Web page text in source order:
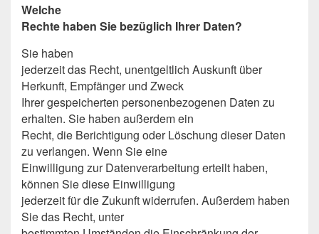
Welche
Rechte haben Sie bezüglich Ihrer Daten?
Sie haben
jederzeit das Recht, unentgeltlich Auskunft über
Herkunft, Empfänger und Zweck
Ihrer gespeicherten personenbezogenen Daten zu
erhalten. Sie haben außerdem ein
Recht, die Berichtigung oder Löschung dieser Daten
zu verlangen. Wenn Sie eine
Einwilligung zur Datenverarbeitung erteilt haben,
können Sie diese Einwilligung
jederzeit für die Zukunft widerrufen. Außerdem haben
Sie das Recht, unter